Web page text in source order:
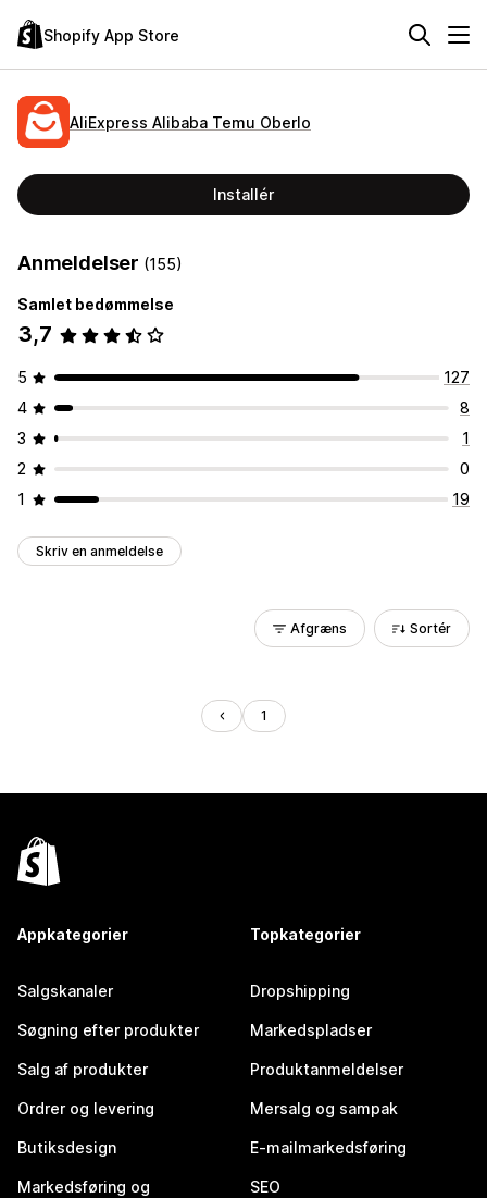
Shopify App Store
AliExpress Alibaba Temu Oberlo
Installér
Anmeldelser (155)
Samlet bedømmelse
3,7
5
127
4
8
3
1
2
0
1
19
Skriv en anmeldelse
Afgræns Sortér
1
Appkategorier
Salgskanaler
Søgning efter produkter
Salg af produkter
Ordrer og levering
Butiksdesign
Markedsføring og
Topkategorier
Dropshipping
Markedspladser
Produktanmeldelser
Mersalg og sampak
E-mailmarkedsføring
SEO